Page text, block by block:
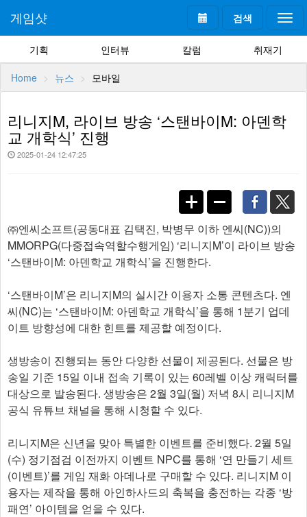
검색
게임샷
기획 인터뷰 칼럼 취재기
Home 뉴스 모바일
리니지M, 라이브 방송 ‘스탠바이M: 아덴학
교 개학식’ 진행
2025-01-24 12:47:25
㈜엔씨소프트(공동대표 김택진, 박병무 이하 엔씨(NC))의
MMORPG(다중접속역할수행게임) ‘리니지M’이 라이브 방송
‘스탠바이M: 아덴학교 개학식’을 진행한다.
‘스탠바이M’은 리니지M의 실시간 이용자 소통 콘텐츠다. 엔
씨(NC)는 ‘스탠바이M: 아덴학교 개학식’을 통해 1분기 업데
이트 방향성에 대한 힌트를 제공할 예정이다.
생방송이 진행되는 동안 다양한 선물이 제공된다. 선물은 방
송일 기준 15일 이내 접속 기록이 있는 60레벨 이상 캐릭터를
대상으로 발송된다. 생방송은 2월 3일(월) 저녁 8시 리니지M
공식 유튜브 채널을 통해 시청할 수 있다.
리니지M은 신년을 맞아 특별한 이벤트를 준비했다. 2월 5일
(수) 정기점검 이전까지 이벤트 NPC를 통해 ‘연 만들기 세트
(이벤트)’를 게임 재화 아데나로 구매할 수 있다. 리니지M 이
용자는 제작을 통해 아인하사드의 축복을 충전하는 각종 ‘방
패연’ 아이템을 얻을 수 있다.